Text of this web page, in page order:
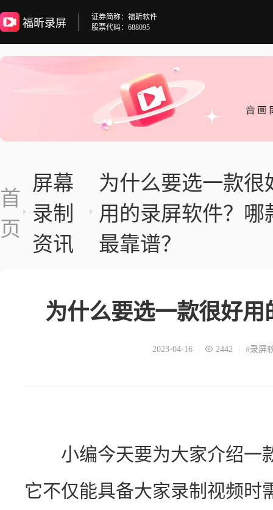
福昕录屏
证券简称：福昕软件
股票代码：688095
首
页
屏幕
录制
资讯
为什么要选一款很
用的录屏软件？哪
最靠谱？
为什么要选一款很好
2023-04-16 2442 #录屏
小编今天要为大家介绍一
它不仅能具备大家录制视频时